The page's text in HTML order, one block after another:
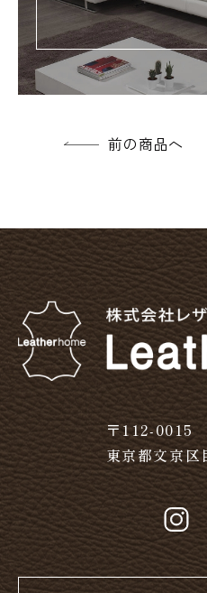
前の商品へ
〒112-0015
東京都文京